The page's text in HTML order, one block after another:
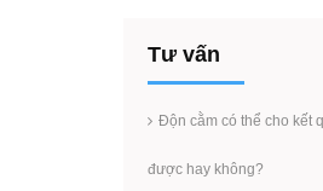
Tư vấn
Độn cằm có thể cho kết
được hay không?